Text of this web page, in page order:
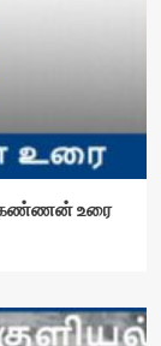
உரை